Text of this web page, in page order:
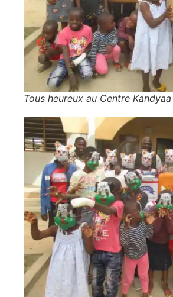
Tous heureux au Centre Kandyaa